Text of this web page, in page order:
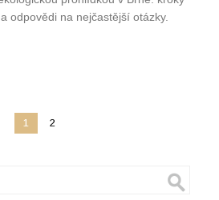
odpovědi na nejčastější otázky.
1 2